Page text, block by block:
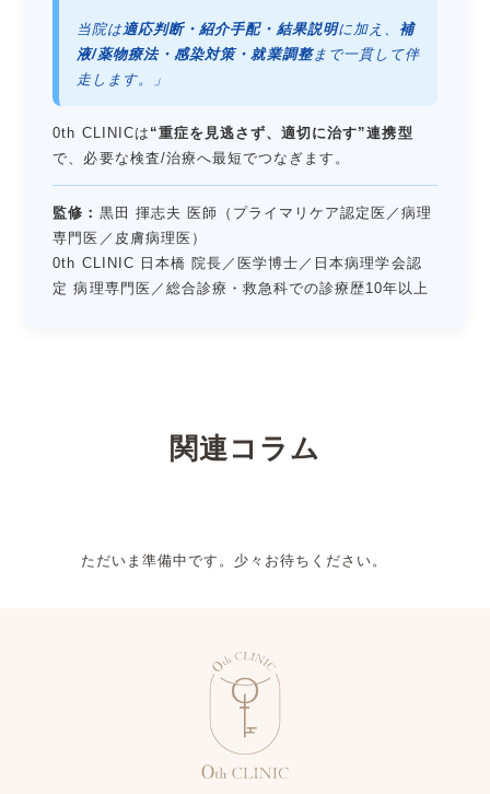
当院は適応判断・紹介手配・結果説明に加え、 補
液/薬物療法・感染対策・就業調整まで一貫して伴
走します。」
0th CLINICは “重症を見逃さず、適切に治す”連携型
で、必要な検査/治療へ最短でつなぎます。
監修： 黒田 揮志夫 医師（プライマリケア認定医／病理
専門医／皮膚病理医）
0th CLINIC 日本橋 院長／医学博士／日本病理学会認
定 病理専門医／総合診療・救急科での診療歴10年以上
関連コラム
ただいま準備中です。少々お待ちください。